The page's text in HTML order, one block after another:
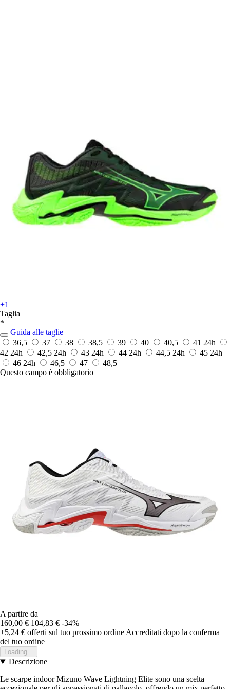
+1
Taglia
*
Guida alle taglie
36,5
37 38 38,5 39 40 40,5 41 24h
42 24h 42,5 24h 43 24h 44 24h 44,5 24h 45 24h
46 24h 46,5 47
48,5
Questo campo è obbligatorio
A partire da
160,00 € 104,83 € -34%
+5,24 € offerti sul tuo prossimo ordine Accreditati dopo la conferma
del tuo ordine
Loading...
Descrizione
Le scarpe indoor Mizuno Wave Lightning Elite sono una scelta